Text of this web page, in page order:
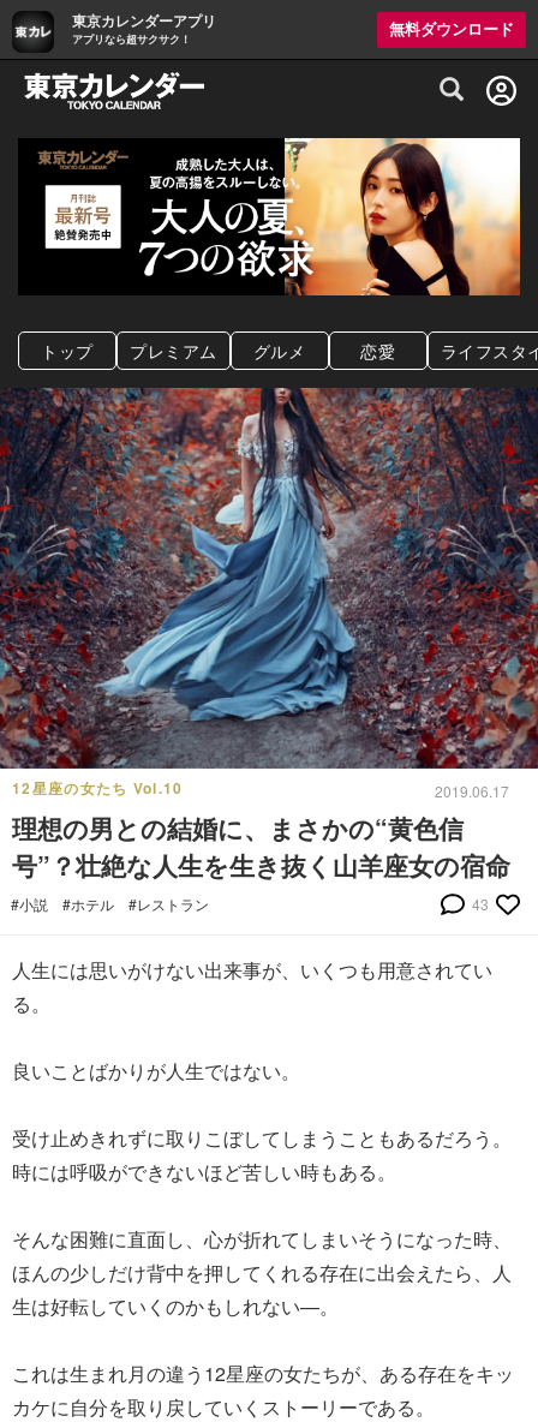
東京カレンダーアプリ
アプリなら超サクサク！
無料ダウンロード
グルメ情報・プレミアムレストラン予約
トップ プレミアム グルメ 恋愛 ライフスタ
12星座の女たち Vol.10 2019.06.17
理想の男との結婚に、まさかの“黄色信
号”？壮絶な人生を生き抜く山羊座女の宿命
#小説 #ホテル #レストラン 43
人生には思いがけない出来事が、いくつも用意されてい
る。
良いことばかりが人生ではない。
受け止めきれずに取りこぼしてしまうこともあるだろう。
時には呼吸ができないほど苦しい時もある。
そんな困難に直面し、心が折れてしまいそうになった時、
ほんの少しだけ背中を押してくれる存在に出会えたら、人
生は好転していくのかもしれない—。
これは生まれ月の違う12星座の女たちが、ある存在をキッ
カケに自分を取り戻していくストーリーである。